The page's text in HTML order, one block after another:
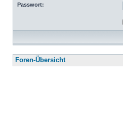
Passwort:
Foren-Übersicht